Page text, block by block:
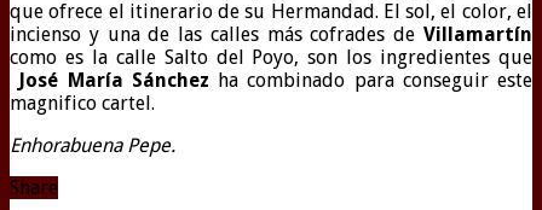
que ofrece el itinerario de su Hermandad. El sol, el color, el
incienso y una de las calles más cofrades de Villamartín
como es la calle Salto del Poyo, son los ingredientes que
José María Sánchez ha combinado para conseguir este
magnifico cartel.
Enhorabuena Pepe.
Share